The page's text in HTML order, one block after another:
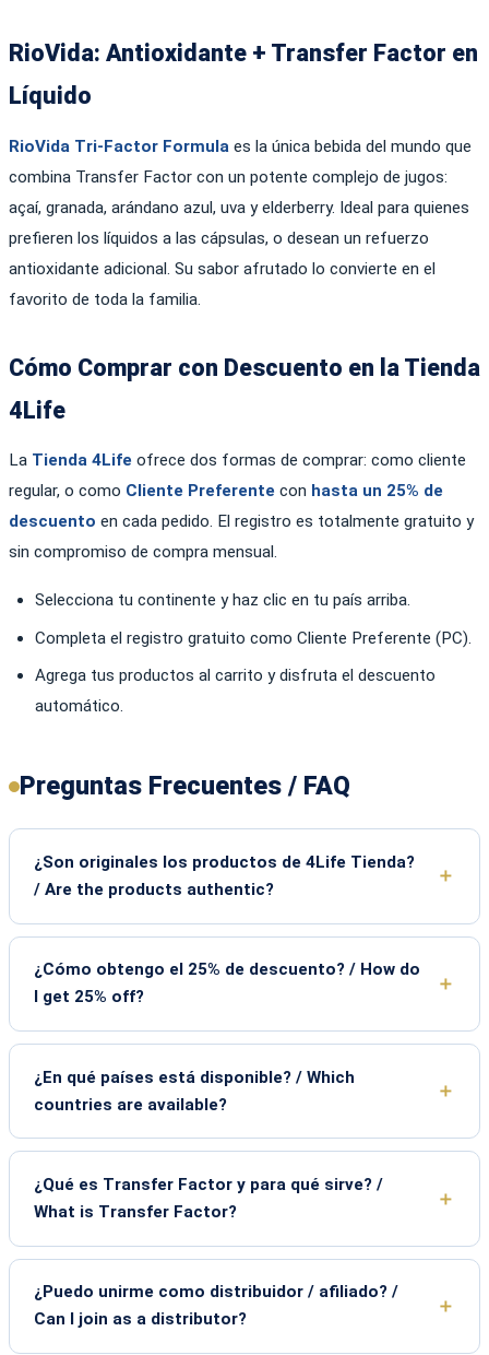
RioVida: Antioxidante + Transfer Factor en
Líquido
RioVida Tri-Factor Formula es la única bebida del mundo que
combina Transfer Factor con un potente complejo de jugos:
açaí, granada, arándano azul, uva y elderberry. Ideal para quienes
prefieren los líquidos a las cápsulas, o desean un refuerzo
antioxidante adicional. Su sabor afrutado lo convierte en el
favorito de toda la familia.
Cómo Comprar con Descuento en la Tienda
4Life
La Tienda 4Life ofrece dos formas de comprar: como cliente
regular, o como Cliente Preferente con hasta un 25% de
descuento en cada pedido. El registro es totalmente gratuito y
sin compromiso de compra mensual.
Selecciona tu continente y haz clic en tu país arriba.
Completa el registro gratuito como Cliente Preferente (PC).
Agrega tus productos al carrito y disfruta el descuento
automático.
Preguntas Frecuentes / FAQ
¿Son originales los productos de 4Life Tienda?
/ Are the products authentic?
¿Cómo obtengo el 25% de descuento? / How do
I get 25% off?
¿En qué países está disponible? / Which
countries are available?
¿Qué es Transfer Factor y para qué sirve? /
What is Transfer Factor?
¿Puedo unirme como distribuidor / afiliado? /
Can I join as a distributor?